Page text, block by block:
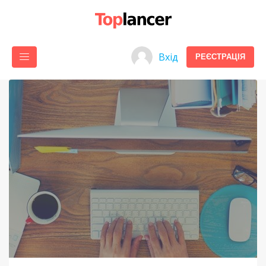
Вхід РЕЄСТРАЦІЯ